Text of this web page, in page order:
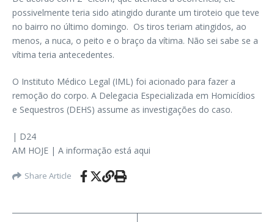
possivelmente teria sido atingido durante um tiroteio que teve
no bairro no último domingo. Os tiros teriam atingidos, ao
menos, a nuca, o peito e o braço da vítima. Não sei sabe se a
vítima teria antecedentes.
O Instituto Médico Legal (IML) foi acionado para fazer a
remoção do corpo. A Delegacia Especializada em Homicídios
e Sequestros (DEHS) assume as investigações do caso.
| D24
AM HOJE | A informação está aqui
Share Article